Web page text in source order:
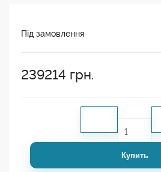
Під замовлення
239214 грн.
Купить